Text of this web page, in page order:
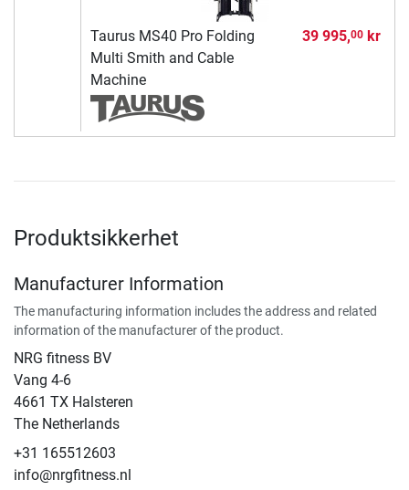
Taurus MS40 Pro Folding
Multi Smith and Cable
Machine
39 995,00kr
Produktsikkerhet
Manufacturer Information
The manufacturing information includes the address and related
information of the manufacturer of the product.
NRG fitness BV
Vang 4-6
4661 TX Halsteren
The Netherlands
+31 165512603
info@nrgfitness.nl